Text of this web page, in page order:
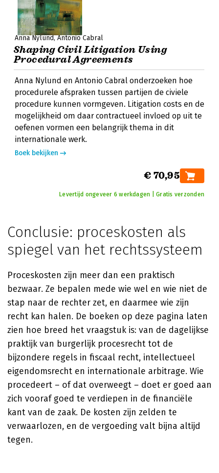
Anna Nylund Antonio Cabral
Shaping Civil Litigation Using
Procedural Agreements
Anna Nylund en Antonio Cabral onderzoeken hoe
procedurele afspraken tussen partijen de civiele
procedure kunnen vormgeven. Litigation costs en de
mogelijkheid om daar contractueel invloed op uit te
oefenen vormen een belangrijk thema in dit
internationale werk.
Boek bekijken
€ 70,95
Levertijd ongeveer 6 werkdagen | Gratis verzonden
Conclusie: proceskosten als
spiegel van het rechtssysteem
Proceskosten zijn meer dan een praktisch
bezwaar. Ze bepalen mede wie wel en wie niet de
stap naar de rechter zet, en daarmee wie zijn
recht kan halen. De boeken op deze pagina laten
zien hoe breed het vraagstuk is: van de dagelijkse
praktijk van burgerlijk procesrecht tot de
bijzondere regels in fiscaal recht, intellectueel
eigendomsrecht en internationale arbitrage. Wie
procedeert – of dat overweegt – doet er goed aan
zich vooraf goed te verdiepen in de financiële
kant van de zaak. De kosten zijn zelden te
verwaarlozen, en de vergoeding valt bijna altijd
tegen.